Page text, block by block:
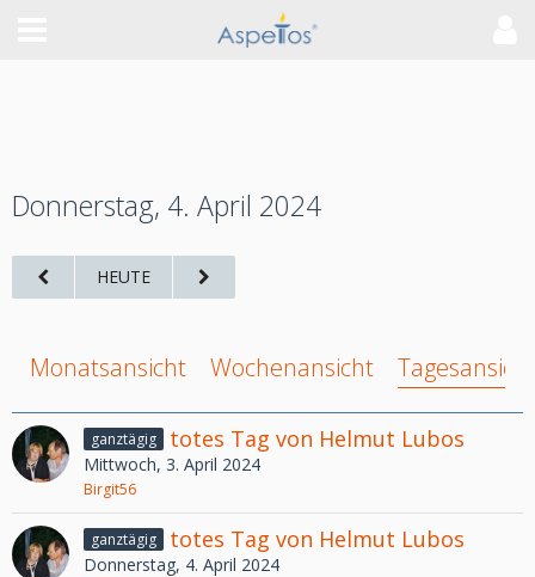
Donnerstag, 4. April 2024
HEUTE
Monatsansicht Wochenansicht Tagesansicht
ganztägig totes Tag von Helmut Lubos
Mittwoch, 3. April 2024
Birgit56
ganztägig totes Tag von Helmut Lubos
Donnerstag, 4. April 2024